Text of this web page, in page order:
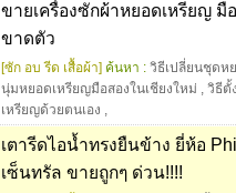
ขายเครื่องซักผ้าหยอดเหรียญ มื
ขาดตัว
[ซัก อบ รีด เสื้อผ้า] ค้นหา : วิธีเปลี่ยนชุดห
นุ่มหยอดเหรียญมือสองในเชียงใหม่ , วิธีตั้
เหรียญด้วยตนเอง ,
เตารีดไอน้ำทรงยืนข้าง ยี่ห้อ
เซ็นทรัล ขายถูกๆ ด่วน!!!!